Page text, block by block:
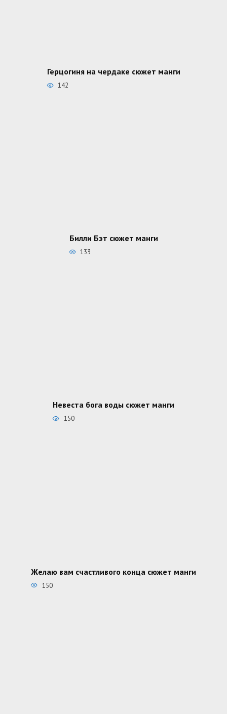
Герцогиня на чердаке сюжет манги
142
Билли Бэт сюжет манги
133
Невеста бога воды сюжет манги
150
Желаю вам счастливого конца сюжет манги
150